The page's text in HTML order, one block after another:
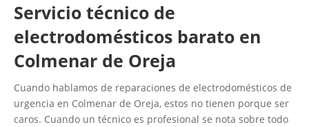
Servicio técnico de
electrodomésticos barato en
Colmenar de Oreja
Cuando hablamos de reparaciones de electrodomésticos de
urgencia en Colmenar de Oreja, estos no tienen porque ser
caros. Cuando un técnico es profesional se nota sobre todo